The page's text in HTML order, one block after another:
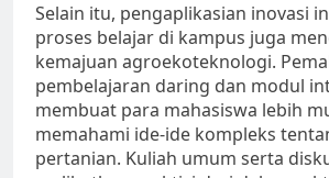
Selain itu, pengaplikasian inovasi
proses belajar di kampus juga
kemajuan agroekoteknologi.
pembelajaran daring dan modul
membuat para mahasiswa lebih
memahami ide-ide kompleks
pertanian. Kuliah umum serta